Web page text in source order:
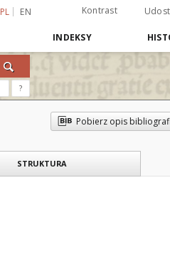
PL EN Kontrast
INDEKSY
?
Pobierz opis
STRUKTURA